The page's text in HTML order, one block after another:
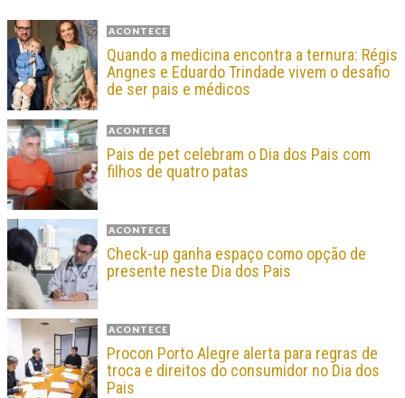
ACONTECE
Quando a medicina encontra a ternura: Régis
Angnes e Eduardo Trindade vivem o desafio
de ser pais e médicos
ACONTECE
Pais de pet celebram o Dia dos Pais com
filhos de quatro patas
ACONTECE
Check-up ganha espaço como opção de
presente neste Dia dos Pais
ACONTECE
Procon Porto Alegre alerta para regras de
troca e direitos do consumidor no Dia dos
Pais